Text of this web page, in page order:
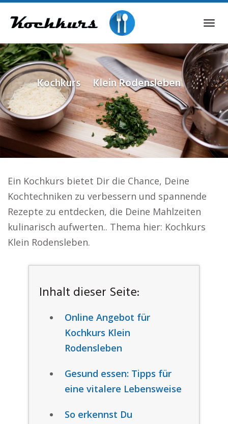
content
Kochkurs Klein Rodensleben
Ein Kochkurs bietet Dir die Chance, Deine
Kochtechniken zu verbessern und spannende
Rezepte zu entdecken, die Deine Mahlzeiten
kulinarisch aufwerten.. Thema hier: Kochkurs
Klein Rodensleben.
Inhalt dieser Seite:
Online Angebot für
Kochkurs Klein
Rodensleben
Gesund essen: Tipps für
eine vitalere Lebensweise
So erkennst Du